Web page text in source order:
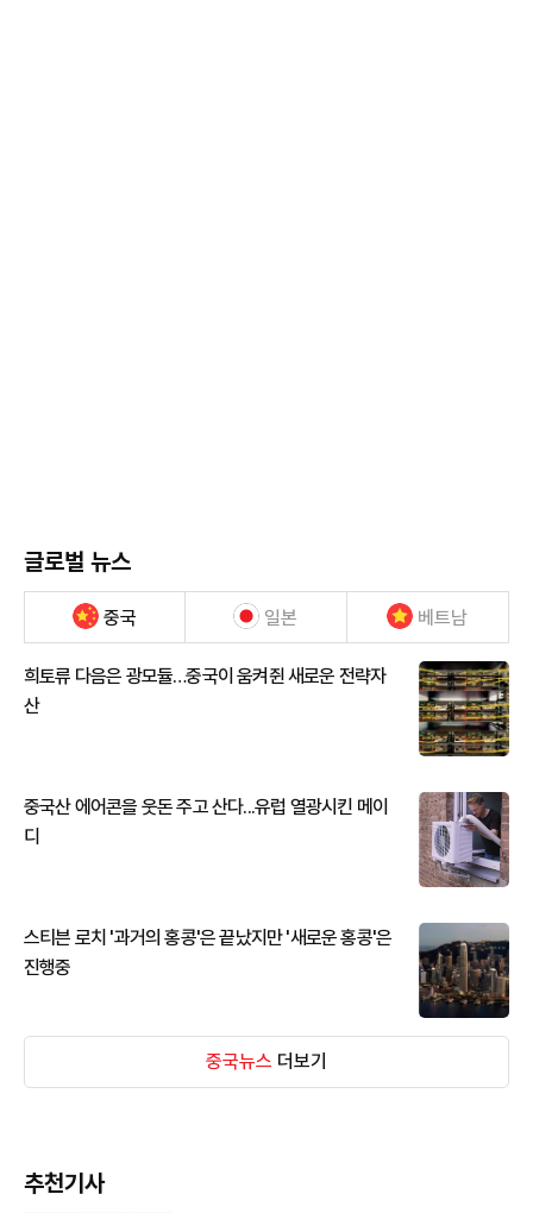
글로벌 뉴스
중국 일본 베트남
희토류 다음은 광모듈…중국이 움켜쥔 새로운 전략자
산
중국산 에어콘을 웃돈 주고 산다...유럽 열광시킨 메이
디
스티븐 로치 '과거의 홍콩'은 끝났지만 '새로운 홍콩'은
진행중
중국뉴스 더보기
추천기사